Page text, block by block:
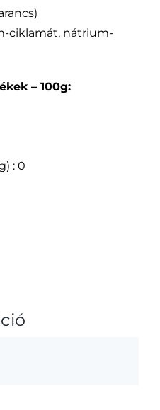
ciklamát, nátrium-
– 100g:
: 0